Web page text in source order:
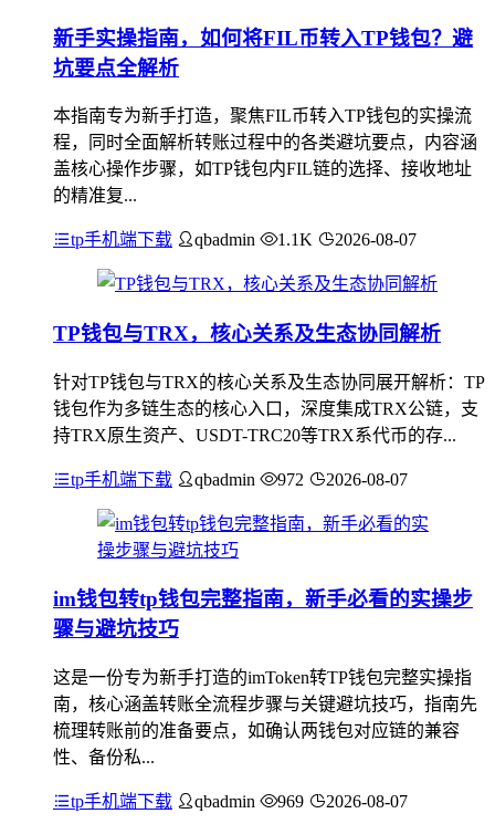
新手实操指南，如何将FIL币转入TP钱包？避
坑要点全解析
本指南专为新手打造，聚焦FIL币转入TP钱包的实操流
程，同时全面解析转账过程中的各类避坑要点，内容涵
盖核心操作步骤，如TP钱包内FIL链的选择、接收地址
的精准复...
tp手机端下载 qbadmin 1.1K 2026-08-07
TP钱包与TRX，核心关系及生态协同解析
针对TP钱包与TRX的核心关系及生态协同展开解析：TP
钱包作为多链生态的核心入口，深度集成TRX公链，支
持TRX原生资产、USDT-TRC20等TRX系代币的存...
tp手机端下载 qbadmin 972 2026-08-07
im钱包转tp钱包完整指南，新手必看的实操步
骤与避坑技巧
这是一份专为新手打造的imToken转TP钱包完整实操指
南，核心涵盖转账全流程步骤与关键避坑技巧，指南先
梳理转账前的准备要点，如确认两钱包对应链的兼容
性、备份私...
tp手机端下载 qbadmin 969 2026-08-07